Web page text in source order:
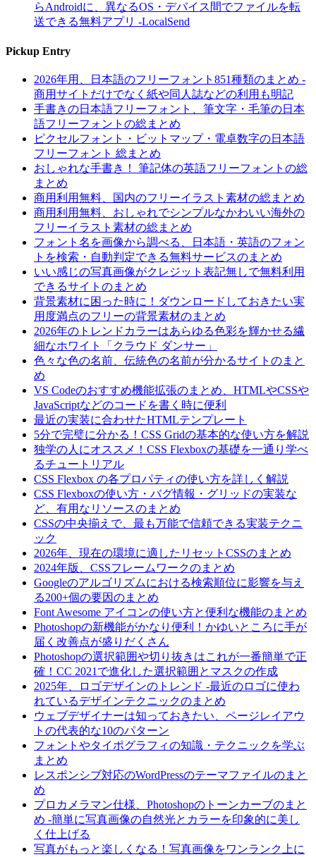
らAndroidに、異なるOS・デバイス間でファイルを転
送できる無料アプリ -LocalSend
Pickup Entry
2026年用、日本語のフリーフォント851種類のまとめ -
商用サイトだけでなく紙や同人誌などの利用も明記
手書きの日本語フリーフォント、筆文字・毛筆の日本
語フリーフォントの総まとめ
ピクセルフォント・ビットマップ・電卓数字の日本語
フリーフォント 総まとめ
おしゃれな手書き！ 筆記体の英語フリーフォントの総
まとめ
商用利用無料、国内のフリーイラスト素材の総まとめ
商用利用無料、おしゃれでシンプルなかわいい海外の
フリーイラスト素材の総まとめ
フォント名を画像から調べる、日本語・英語のフォン
トを検索・自動判定できる無料サービスのまとめ
いい感じの写真画像がクレジット表記無しで無料利用
できるサイトのまとめ
背景素材に困った時に！ダウンロードしておきたい実
用度満点のフリーの背景素材のまとめ
2026年のトレンドカラーはあらゆる色彩を輝かせる繊
細なホワイト「クラウド ダンサー」
色々な色の名前、伝統色の名前が分かるサイトのまと
め
VS Codeのおすすめ機能拡張のまとめ、HTMLやCSSや
JavaScriptなどのコードを書く時に便利
最近の実装に合わせたHTMLテンプレート
5分で完璧に分かる！CSS Gridの基本的な使い方を解説
独学の人にオススメ！CSS Flexboxの基礎を一通り学べ
るチュートリアル
CSS Flexbox の各プロパティの使い方を詳しく解説
CSS Flexboxの使い方・バグ情報・グリッドの実装な
ど、有用なリソースのまとめ
CSSの中央揃えで、最も万能で信頼できる実装テクニ
ック
2026年、現在の環境に適したリセットCSSのまとめ
2024年版、CSSフレームワークのまとめ
Googleのアルゴリズムにおける検索順位に影響を与え
る200+個の要因のまとめ
Font Awesome アイコンの使い方と便利な機能のまとめ
Photoshopの新機能がかなり便利！かゆいところに手が
届く改善点が盛りだくさん
Photoshopの選択範囲や切り抜きはこれが一番簡単で正
確！CC 2021で進化した選択範囲とマスクの作成
2025年、ロゴデザインのトレンド -最近のロゴに使わ
れているデザインテクニックのまとめ
ウェブデザイナーは知っておきたい、ページレイアウ
トの代表的な10のパターン
フォントやタイポグラフィの知識・テクニックを学ぶ
まとめ
レスポンシブ対応のWordPressのテーマファイルのまと
め
プロカメラマン仕様、Photoshopのトーンカーブのまと
め -簡単に写真画像の自然光とカラーを印象的に美し
く仕上げる
写真がもっと楽しくなる！写真画像をワンランク上に